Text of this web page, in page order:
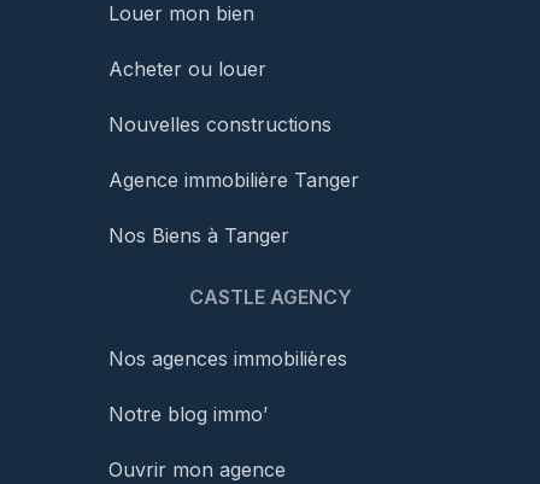
Louer mon bien
Acheter ou louer
Nouvelles constructions
Agence immobilière Tanger
Nos Biens à Tanger
CASTLE AGENCY
Nos agences immobilières
Notre blog immo’
Ouvrir mon agence